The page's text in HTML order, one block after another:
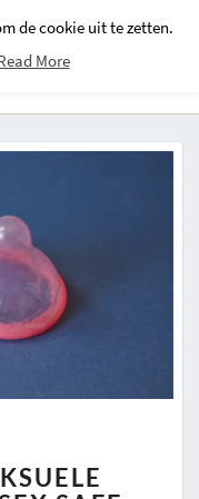
de cookie uit te zetten.
More